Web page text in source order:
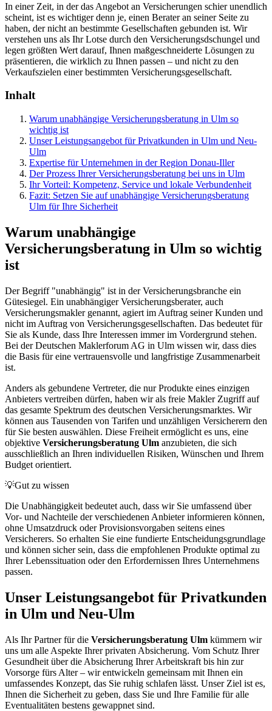
In einer Zeit, in der das Angebot an Versicherungen schier unendlich
scheint, ist es wichtiger denn je, einen Berater an seiner Seite zu
haben, der nicht an bestimmte Gesellschaften gebunden ist. Wir
verstehen uns als Ihr Lotse durch den Versicherungsdschungel und
legen größten Wert darauf, Ihnen maßgeschneiderte Lösungen zu
präsentieren, die wirklich zu Ihnen passen – und nicht zu den
Verkaufszielen einer bestimmten Versicherungsgesellschaft.
Inhalt
Warum unabhängige Versicherungsberatung in Ulm so
wichtig ist
Unser Leistungsangebot für Privatkunden in Ulm und Neu-
Ulm
Expertise für Unternehmen in der Region Donau-Iller
Der Prozess Ihrer Versicherungsberatung bei uns in Ulm
Ihr Vorteil: Kompetenz, Service und lokale Verbundenheit
Fazit: Setzen Sie auf unabhängige Versicherungsberatung
Ulm für Ihre Sicherheit
Warum unabhängige
Versicherungsberatung in Ulm so wichtig
ist
Der Begriff "unabhängig" ist in der Versicherungsbranche ein
Gütesiegel. Ein unabhängiger Versicherungsberater, auch
Versicherungsmakler genannt, agiert im Auftrag seiner Kunden und
nicht im Auftrag von Versicherungsgesellschaften. Das bedeutet für
Sie als Kunde, dass Ihre Interessen immer im Vordergrund stehen.
Bei der Deutschen Maklerforum AG in Ulm wissen wir, dass dies
die Basis für eine vertrauensvolle und langfristige Zusammenarbeit
ist.
Anders als gebundene Vertreter, die nur Produkte eines einzigen
Anbieters vertreiben dürfen, haben wir als freie Makler Zugriff auf
das gesamte Spektrum des deutschen Versicherungsmarktes. Wir
können aus Tausenden von Tarifen und unzähligen Versicherern den
für Sie besten auswählen. Diese Freiheit ermöglicht es uns, eine
objektive Versicherungsberatung Ulm anzubieten, die sich
ausschließlich an Ihren individuellen Risiken, Wünschen und Ihrem
Budget orientiert.
💡Gut zu wissen
Die Unabhängigkeit bedeutet auch, dass wir Sie umfassend über
Vor- und Nachteile der verschiedenen Anbieter informieren können,
ohne Umsatzdruck oder Provisionsvorgaben seitens eines
Versicherers. So erhalten Sie eine fundierte Entscheidungsgrundlage
und können sicher sein, dass die empfohlenen Produkte optimal zu
Ihrer Lebenssituation oder den Erfordernissen Ihres Unternehmens
passen.
Unser Leistungsangebot für Privatkunden
in Ulm und Neu-Ulm
Als Ihr Partner für die Versicherungsberatung Ulm kümmern wir
uns um alle Aspekte Ihrer privaten Absicherung. Vom Schutz Ihrer
Gesundheit über die Absicherung Ihrer Arbeitskraft bis hin zur
Vorsorge fürs Alter – wir entwickeln gemeinsam mit Ihnen ein
umfassendes Konzept, das Sie ruhig schlafen lässt. Unser Ziel ist es,
Ihnen die Sicherheit zu geben, dass Sie und Ihre Familie für alle
Eventualitäten bestens gewappnet sind.